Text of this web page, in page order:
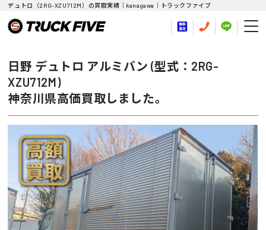
デュトロ（2RG-XZU712M）の買取実績｜kanagawa｜トラックファイブ
日野 デュトロ アルミバン (型式：2RG-
XZU712M)
神奈川県高価買取しました。